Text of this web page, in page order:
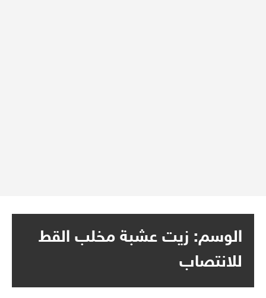
الوسم: زيت عشبة مخلب القط
للانتصاب